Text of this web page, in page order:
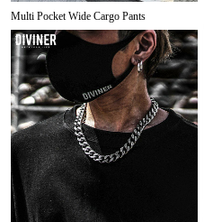
Multi Pocket Wide Cargo Pants